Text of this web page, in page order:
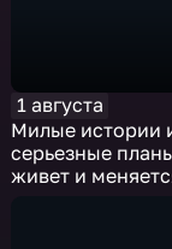
1 августа
Милые истории
серьезные
живет и